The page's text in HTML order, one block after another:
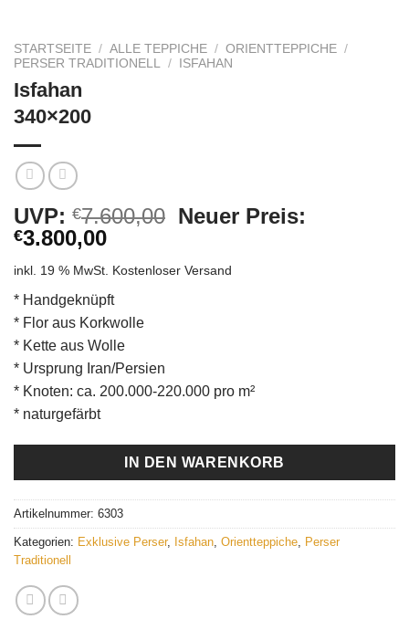
STARTSEITE / ALLE TEPPICHE / ORIENTTEPPICHE /
PERSER TRADITIONELL
/ ISFAHAN
Isfahan
340×200
UVP: €7.600,00 Ursprünglicher
€7.600,00
Neuer Preis:
€3.800,00Aktueller
ist:
€3.800,00.
inkl. 19 % MwSt. Kostenloser Versand
* Handgeknüpft
* Flor aus Korkwolle
* Kette aus Wolle
* Ursprung Iran/Persien
* Knoten: ca. 200.000-220.000 pro m²
* naturgefärbt
IN DEN WARENKORB
Artikelnummer: 6303
Kategorien: Exklusive Perser, Isfahan Orientteppiche Perser
Traditionell